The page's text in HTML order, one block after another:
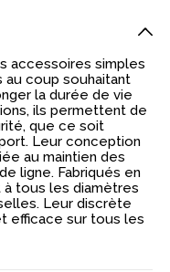
accessoires simples
coup souhaitant
la durée de vie
ils permettent de
que ce soit
Leur conception
au maintien des
ligne. Fabriqués en
à tous les diamètres
Leur discrète
efficace sur tous les